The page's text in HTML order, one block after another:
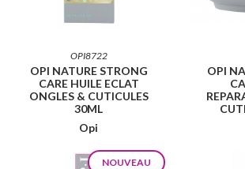
OPI8722
OPI NATURE STRONG
CARE HUILE ECLAT
ONGLES & CUTICULES
30ML
Opi
OPI
NOUVEAU